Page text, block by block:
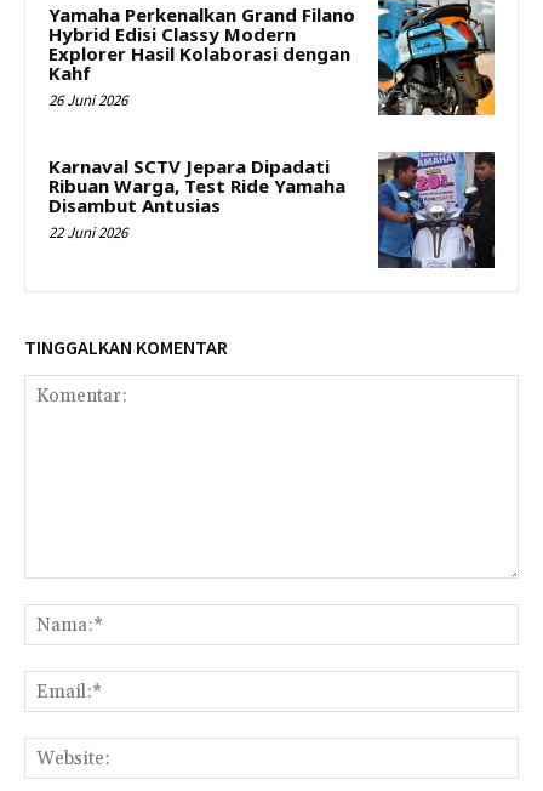
Yamaha Perkenalkan Grand Filano
Hybrid Edisi Classy Modern
Explorer Hasil Kolaborasi dengan
Kahf
26 Juni 2026
Karnaval SCTV Jepara Dipadati
Ribuan Warga, Test Ride Yamaha
Disambut Antusias
22 Juni 2026
TINGGALKAN KOMENTAR